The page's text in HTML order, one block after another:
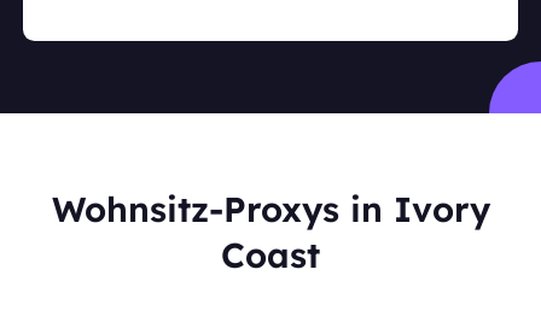
Wohnsitz-Proxys in Ivory
Coast